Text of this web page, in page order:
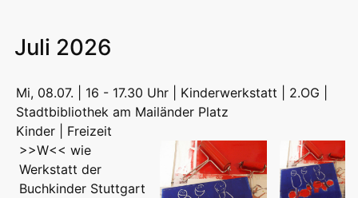
Juli 2026
Mi, 08.07. | 16 - 17.30 Uhr | Kinderwerkstatt | 2.OG |
Stadtbibliothek am Mailänder Platz
Kinder | Freizeit
>>W<< wie
Werkstatt der
Buchkinder Stuttgart